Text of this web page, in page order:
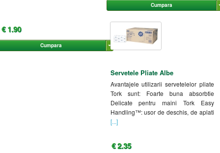
€ 1.90
Cumpara
Cumpara
Servetele Pliate Albe
Avantajele utilizarii servetelelor pliate
Tork sunt: Foarte buna absorbtie
Delicate pentru maini Tork Easy
Handling™: usor de deschis, de aplati
[...]
€ 2.35